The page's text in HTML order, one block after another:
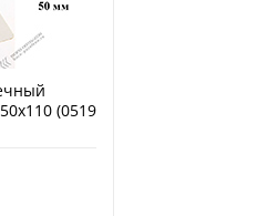
(0519